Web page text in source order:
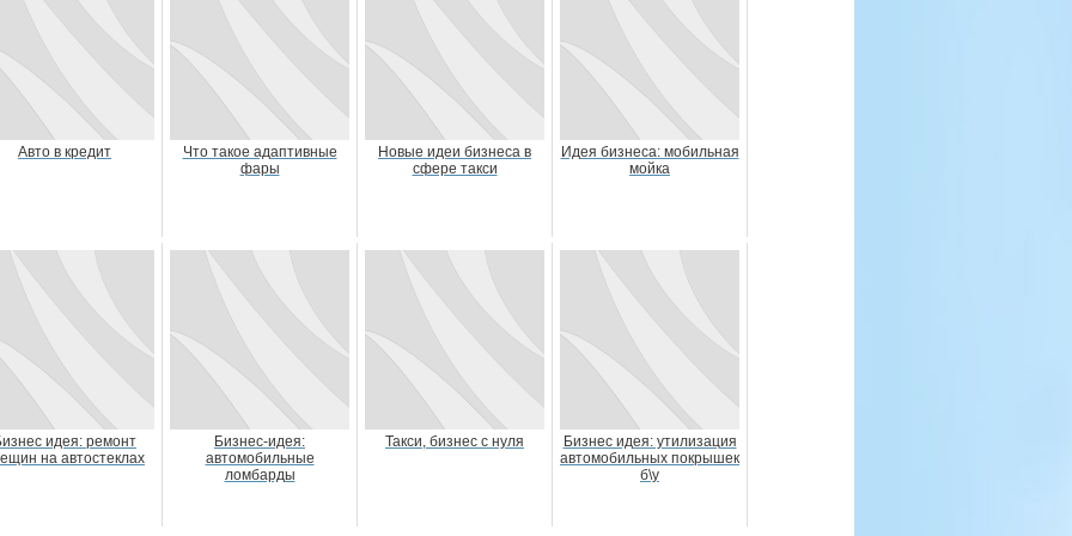
Авто в кредит
Что такое адаптивные
фары
Новые идеи бизнеса в
сфере такси
Идея бизнеса: мобильная
мойка
идея: ремонт
на автостеклах
Бизнес-идея:
автомобильные
ломбарды
Такси, бизнес с нуля
Бизнес идея: утилизация
автомобильных покрышек
б\у